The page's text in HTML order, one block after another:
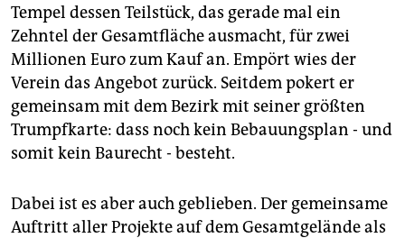
Tempel dessen Teilstück, das gerade mal ein
Zehntel der Gesamtfläche ausmacht, für zwei
Millionen Euro zum Kauf an. Empört wies der
Verein das Angebot zurück. Seitdem pokert er
gemeinsam mit dem Bezirk mit seiner größten
Trumpfkarte: dass noch kein Bebauungsplan - und
somit kein Baurecht - besteht.
Dabei ist es aber auch geblieben. Der gemeinsame
Auftritt aller Projekte auf dem Gesamtgelände als